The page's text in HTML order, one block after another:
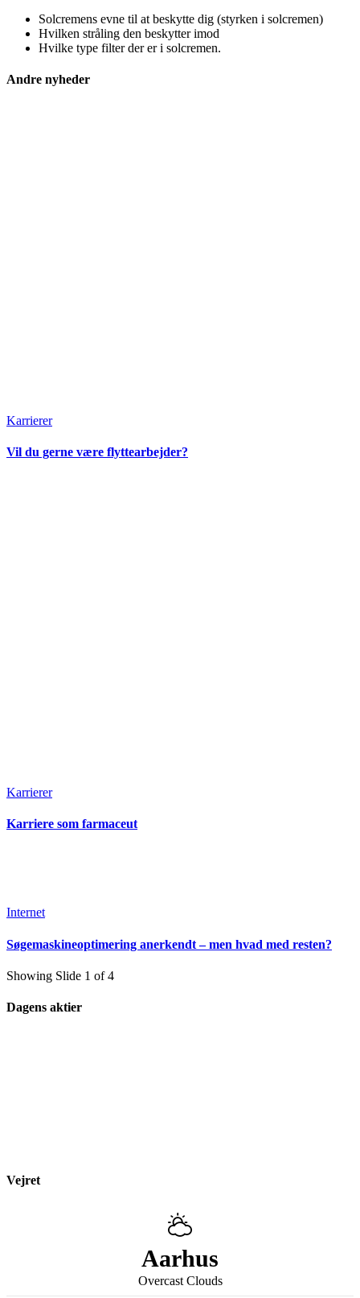
Solcremens evne til at beskytte dig (styrken i solcremen)
Hvilken stråling den beskytter imod
Hvilke type filter der er i solcremen.
Andre nyheder
Karrierer
Vil du gerne være flyttearbejder?
Karrierer
Karriere som farmaceut
Internet
Søgemaskineoptimering anerkendt – men hvad med resten?
Showing Slide 1 of 4
Dagens aktier
Vejret
Aarhus
Overcast Clouds